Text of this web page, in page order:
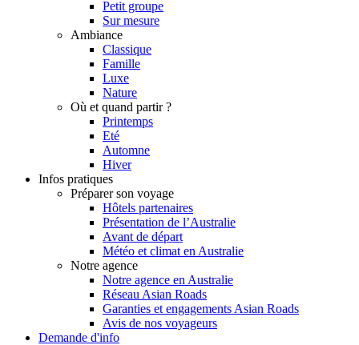
Petit groupe
Sur mesure
Ambiance
Classique
Famille
Luxe
Nature
Où et quand partir ?
Printemps
Eté
Automne
Hiver
Infos pratiques
Préparer son voyage
Hôtels partenaires
Présentation de l’Australie
Avant de départ
Météo et climat en Australie
Notre agence
Notre agence en Australie
Réseau Asian Roads
Garanties et engagements Asian Roads
Avis de nos voyageurs
Demande d'info